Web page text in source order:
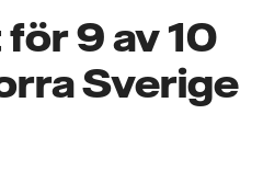
9 av 10
Sverige